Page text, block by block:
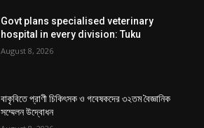
Govt plans specialised veterinary
hospital in every division: Tuku
August 8, 2026
বাকৃবিতে প্রাণী চিকিৎসক ও গবেষকদের ৩২তম বৈজ্ঞানিক
সম্মেলন উদ্বোধন